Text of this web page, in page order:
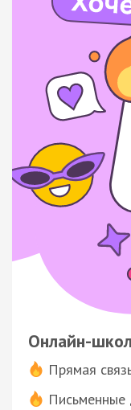
Онлайн-
Прямая
Письменные